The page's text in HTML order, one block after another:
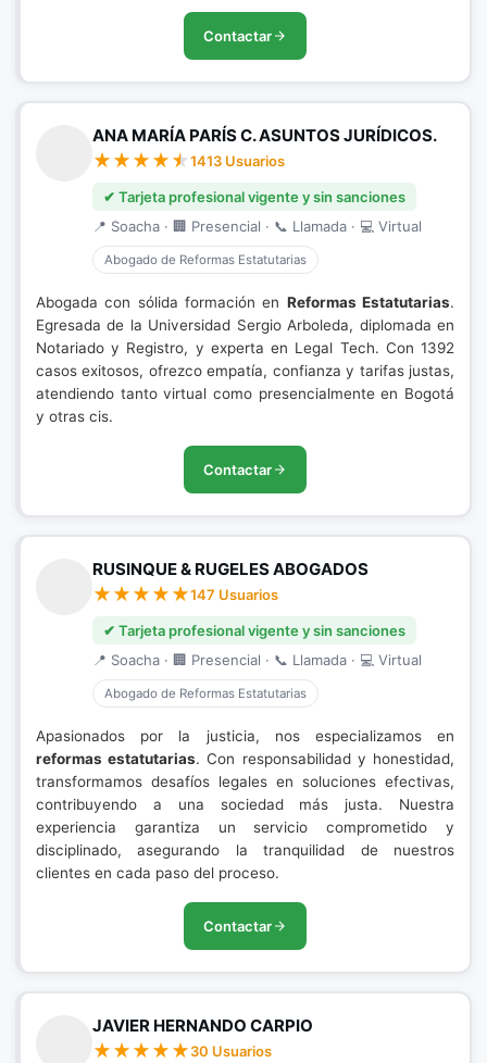
Contactar
ANA MARÍA PARÍS C. ASUNTOS JURÍDICOS.
1413 Usuarios
✔ Tarjeta profesional vigente y sin sanciones
📍 Soacha · 🏢 Presencial · 📞 Llamada · 💻 Virtual
Abogado de Reformas Estatutarias
Abogada con sólida formación en Reformas Estatutarias.
Egresada de la Universidad Sergio Arboleda, diplomada en
Notariado y Registro, y experta en Legal Tech. Con 1392
casos exitosos, ofrezco empatía, confianza y tarifas justas,
atendiendo tanto virtual como presencialmente en Bogotá
y otras cis.
Contactar
RUSINQUE & RUGELES ABOGADOS
147 Usuarios
✔ Tarjeta profesional vigente y sin sanciones
📍 Soacha · 🏢 Presencial · 📞 Llamada · 💻 Virtual
Abogado de Reformas Estatutarias
Apasionados por la justicia, nos especializamos en
reformas estatutarias. Con responsabilidad y honestidad,
transformamos desafíos legales en soluciones efectivas,
contribuyendo a una sociedad más justa. Nuestra
experiencia garantiza un servicio comprometido y
disciplinado, asegurando la tranquilidad de nuestros
clientes en cada paso del proceso.
Contactar
JAVIER HERNANDO CARPIO
30 Usuarios